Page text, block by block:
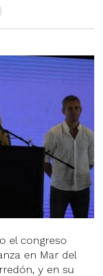
el congreso
en Mar del
y en su